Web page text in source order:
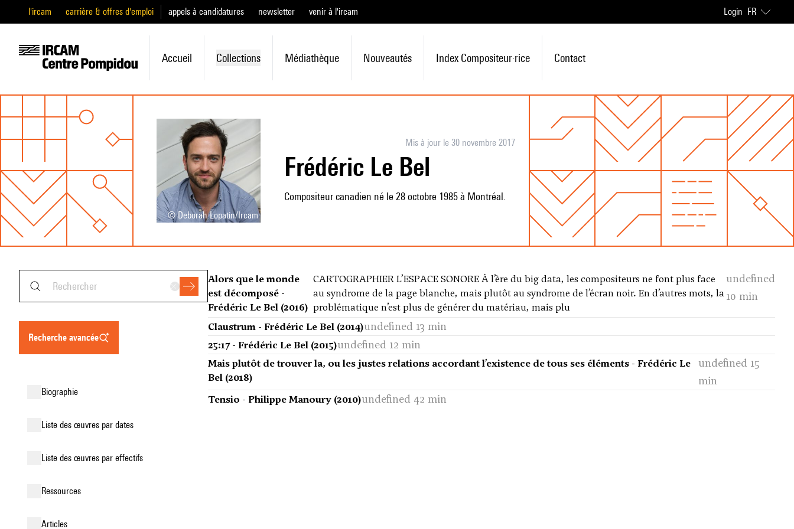
l'ircam carrière & offres d'emploi appels à candidatures newsletter venir à l'ircam Login FR
Accueil Collections Médiathèque Nouveautés Index Compositeur·rice Contact
© Deborah Lopatin/Ircam
Mis à jour le 30 novembre 2017
Frédéric Le Bel
Compositeur canadien né le 28 octobre 1985 à Montréal.
recherche avancée
biographie
liste des œuvres par dates
liste des œuvres par effectifs
ressources
articles
Alors que le monde
est décomposé -
Frédéric Le Bel (2016)
CARTOGRAPHIER L’ESPACE SONORE À l’ère du big data, les compositeurs ne font plus face
au syndrome de la page blanche, mais plutôt au syndrome de l’écran noir. En d’autres mots, la
problématique n’est plus de générer du matériau, mais plu
undefined
10 min
Claustrum - Frédéric Le Bel (2014)undefined 13 min
25:17 - Frédéric Le Bel (2015)undefined 12 min
Mais plutôt de trouver la, ou les justes relations accordant l’existence de tous ses éléments - Frédéric Le
Bel (2018)
undefined 15
min
Tensio - Philippe Manoury (2010)undefined 42 min